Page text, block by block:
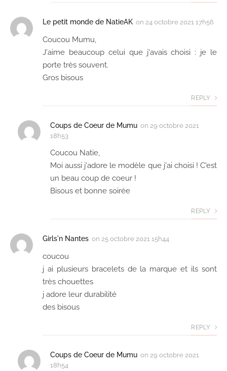
Le petit monde de NatieAK on 24 octobre 2021 17h56
Coucou Mumu,
J'aime beaucoup celui que j'avais choisi : je le
porte très souvent.
Gros bisous
REPLY
Coups de Coeur de Mumu on 29 octobre 2021
18h53
Coucou Natie,
Moi aussi j'adore le modèle que j'ai choisi ! C'est
un beau coup de coeur !
Bisous et bonne soirée
REPLY
Girls'n Nantes on 25 octobre 2021 15h44
coucou
j ai plusieurs bracelets de la marque et ils sont
très chouettes
j adore leur durabilité
des bisous
REPLY
Coups de Coeur de Mumu on 29 octobre 2021
18h54